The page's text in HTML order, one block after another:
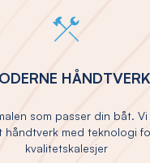
HÅNDTVERK
som passer din båt.
håndtverk med teknologi
kvalitetskalesjer